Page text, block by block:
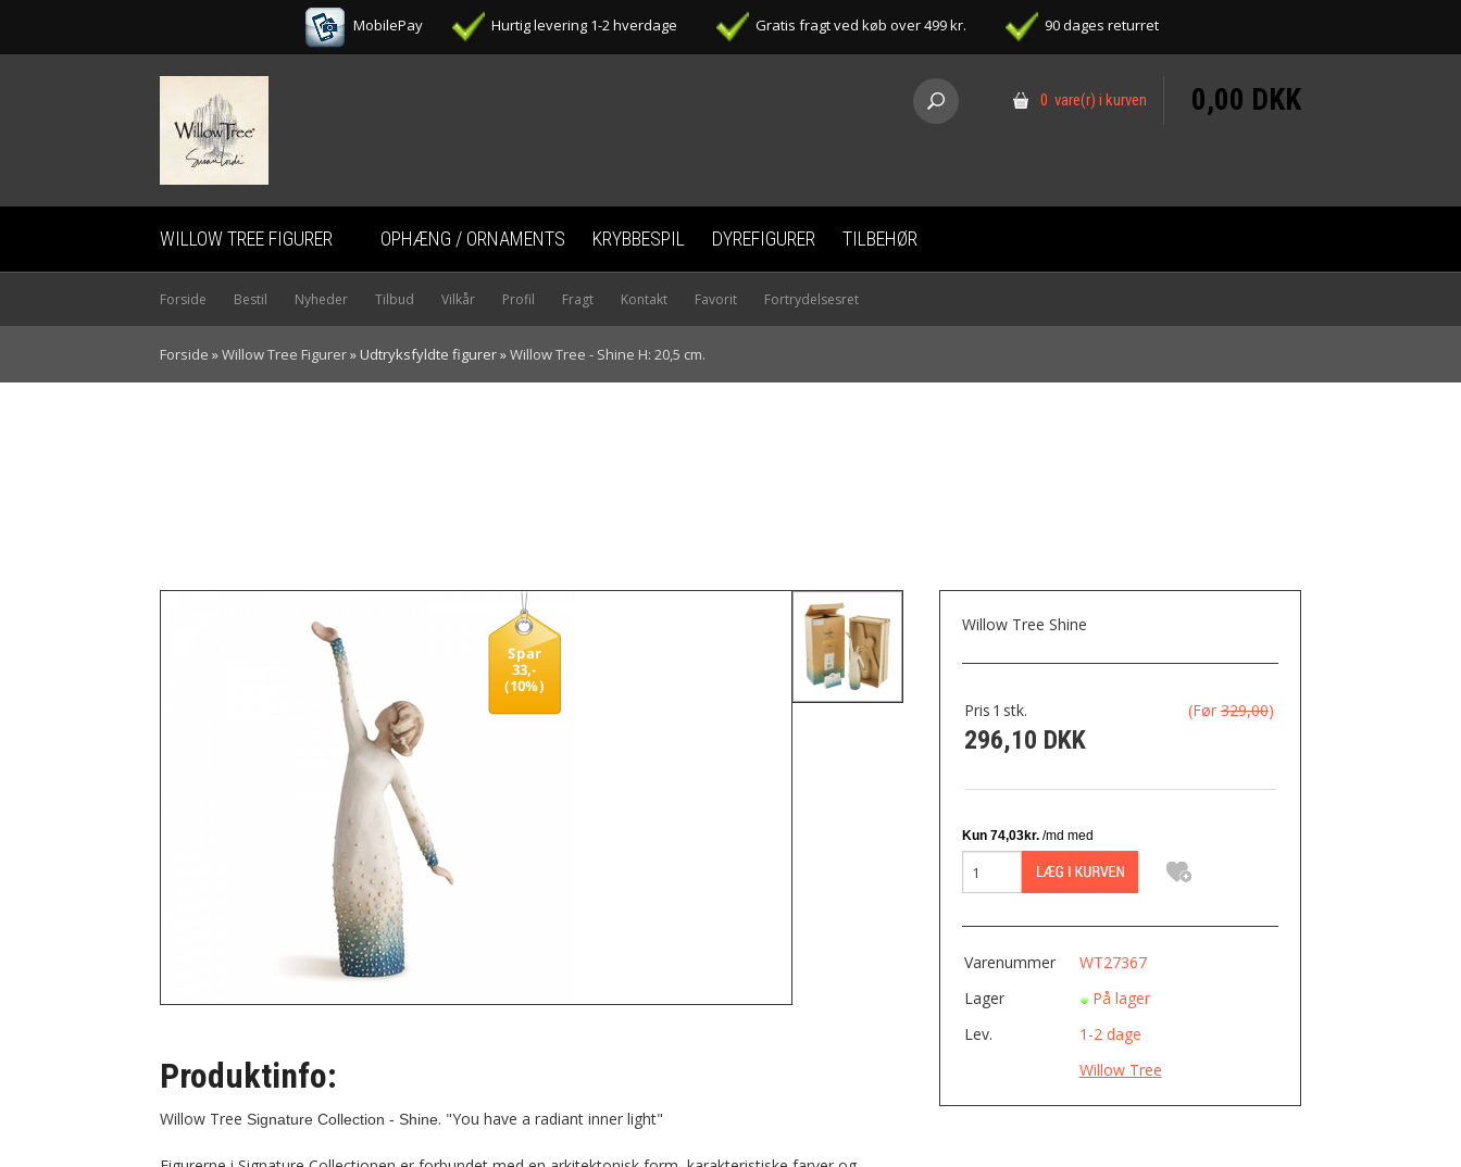
MobilePay Hurtig levering 1-2 hverdage Gratis fragt ved køb over 499 kr. 90 dages returret
0 vare(r) i kurven 0,00 DKK
WILLOW TREE FIGURER
-Familie figurer
-Engle figurer
OPHÆNG / ORNAMENTS KRYBBESPIL DYREFIGURER TILBEHØR
Forside Bestil Nyheder Tilbud Vilkår Profil Fragt Kontakt Favorit Fortrydelsesret
Forside »Willow Tree Figurer» Udtryksfyldte figurer»Willow Tree - Shine H: 20,5 cm.
Spar
33,-
(10%)
Produktinfo:
Willow Tree Signature Collection - Shine. "You have a radiant inner light"
Willow Tree Shine
Pris 1 stk. (Før329,00)
296,10 DKK
Varenummer
WT27367
Lager
På lager
Lev.
1-2 dage
Willow Tree